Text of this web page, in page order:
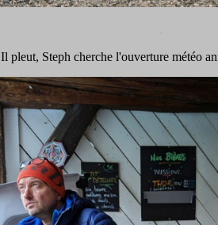
Il pleut, Steph cherche l'ouverture météo